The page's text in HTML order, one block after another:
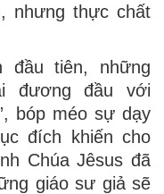
nhưng thực chất
tiên, những
đương đầu với
bóp méo sự dạy
đích khiến cho
Chúa Jêsus đã
giáo sư giả sẽ